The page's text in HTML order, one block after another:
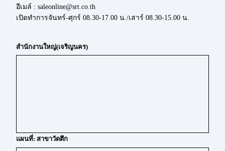
อีเมล์ : saleonline@srt.co.th
เปิดทำการจันทร์-ศุกร์ 08.30-17.00 น./เสาร์ 08.30-15.00 น.
สำนักงานใหญ่(เจริญนคร)
แผนที่: สาขาวัดตึก